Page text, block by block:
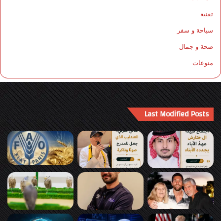
تقنية
سياحة و سفر
صحة و جمال
منوعات
Last Modified Posts